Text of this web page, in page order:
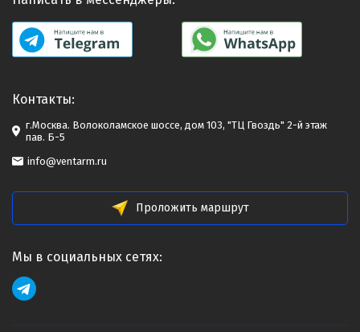
Контакты:
г.Москва. Волоколамское шоссе, дом 103, "ТЦ Гвоздь" 2-й этаж
пав. Б-5
info@ventarm.ru
Проложить маршрут
Мы в социальных сетях: